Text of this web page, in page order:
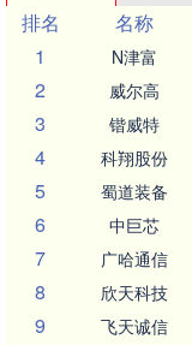
排名
名称
1
N津富
2 威尔高
3 锴威特
4 科翔股份
5 蜀道装备
6 中巨芯
7 广哈通信
8 欣天科技
9 飞天诚信